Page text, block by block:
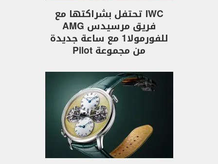
IWC تحتفل بشراكتها مع
فريق مرسيدس AMG
للفورمولا1 مع ساعة جديدة
من مجموعة Pilot